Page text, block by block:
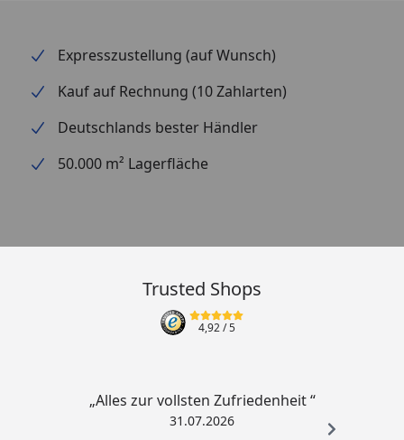
Expresszustellung (auf Wunsch)
Kauf auf Rechnung (10 Zahlarten)
Deutschlands bester Händler
50.000 m² Lagerfläche
Trusted Shops
4,92/ 5
„Alles zur vollsten Zufriedenheit “
31.07.2026